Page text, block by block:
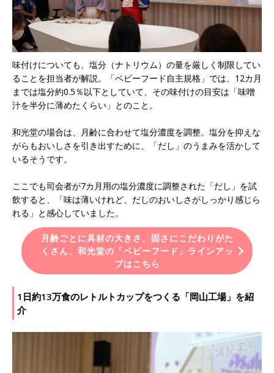
味付けについても、塩分（ナトリウム）の量を厳しく制限してい
ることを担当者が解説。「ベビーフード自主規格」では、12カ月
までは塩分約0.5％以下としていて、その味付けの目安は「味噌
汁を半分に薄めたくらい」とのこと。
和光堂の場合は、月齢に合わせて塩分濃度を調整。塩分を抑えな
がらもおいしさを引き出すために、「だし」のうまみを活かして
いるそうです。
ここでも司会者が7カ月用の塩分濃度に調整された「だし」を試
飲すると、「味は薄いけれど、だしのおいしさがしっかり感じら
れる」と感心していました。
月齢ごとに具材の大きさ、固さにこだわりがた
くさん、和光堂の「ベビーフード」ラインアッ
プはこちら
1日約13万食のレトルトカップをつくる「岡山工場」を紹
介